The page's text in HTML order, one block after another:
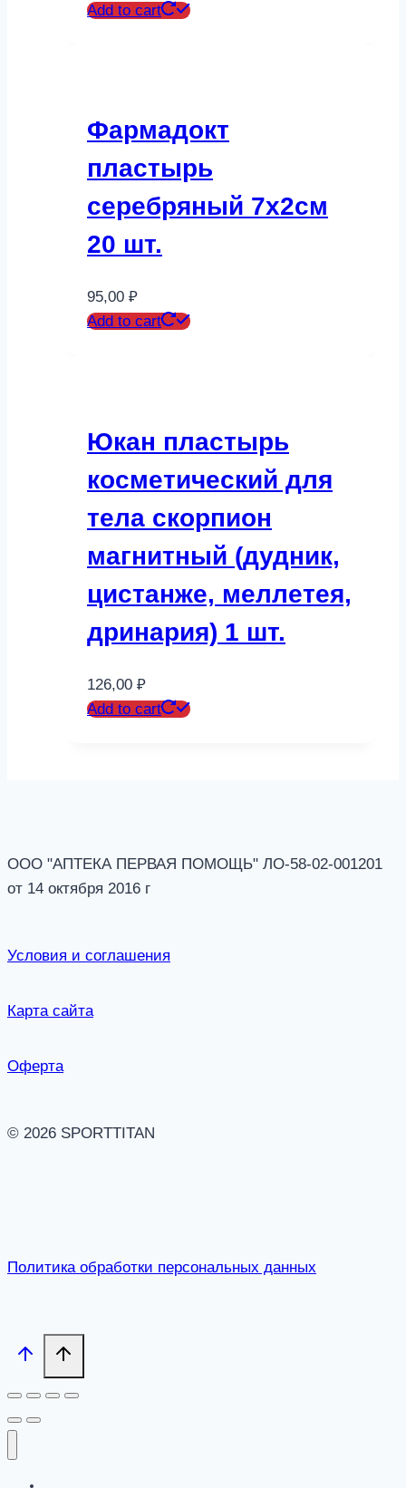
Add to cart
Фармадокт
пластырь
серебряный 7х2см
20 шт.
95,00 ₽
Add to cart
Юкан пластырь
косметический для
тела скорпион
магнитный (дудник,
цистанже, меллетея,
дринария) 1 шт.
126,00 ₽
Add to cart
ООО "АПТЕКА ПЕРВАЯ ПОМОЩЬ" ЛО-58-02-001201
от 14 октября 2016 г
Условия и соглашения
Карта сайта
Оферта
© 2026 SPORTTITAN
Политика обработки персональных данных